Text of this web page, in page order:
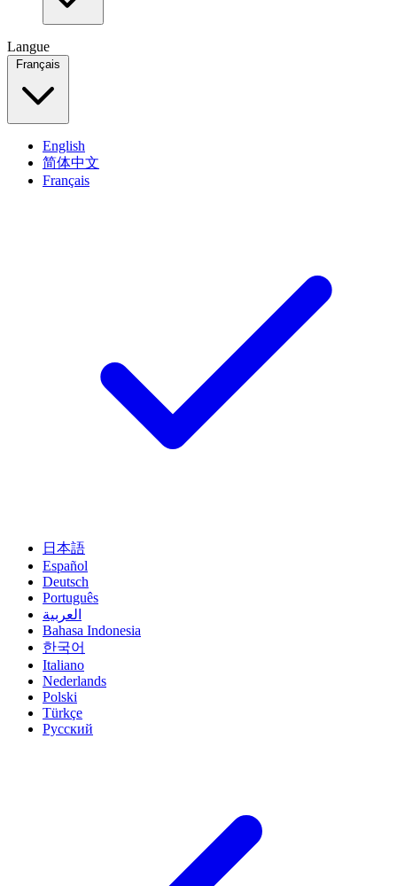
Langue
Français
English
简体中文
Français
日本語
Español
Deutsch
Português
العربية
Bahasa Indonesia
한국어
Italiano
Nederlands
Polski
Türkçe
Русский